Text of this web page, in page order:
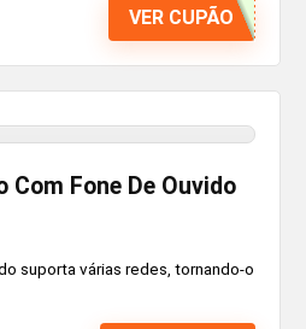
VER CUPÃO
Com Fone De Ouvido
suporta várias redes, tornando-o